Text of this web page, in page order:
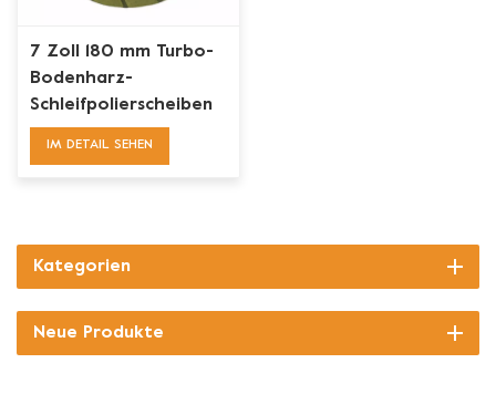
7 Zoll 180 mm Turbo-
Bodenharz-
Schleifpolierscheiben
für Beton
IM DETAIL SEHEN
Kategorien
Neue Produkte